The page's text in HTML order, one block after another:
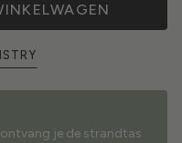
je de strandtas